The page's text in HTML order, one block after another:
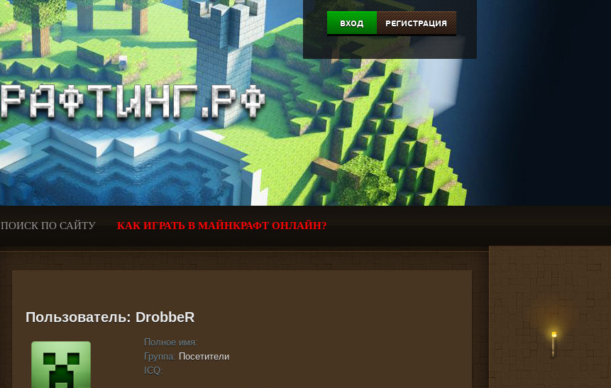
ВХОД РЕГИСТРАЦИЯ
ПОИСК ПО САЙТУ КАК ИГРАТЬ В МАЙНКРАФТ ОНЛАЙН?
Пользователь: DrobbeR
Полное имя:
Группа: Посетители
ICQ: